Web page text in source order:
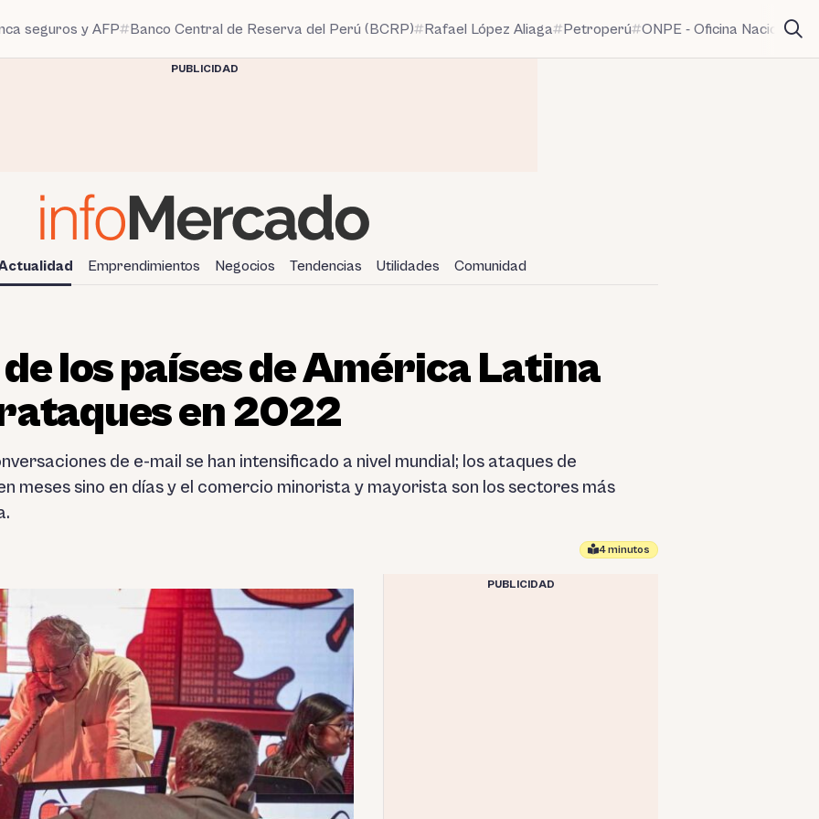
seguros y AFP Banco Central de Reserva del Perú (BCRP) Rafael López Aliaga Petroperú ONPE - Oficina Nacional
PUBLICIDAD
Emprendimientos Negocios Tendencias Utilidades Comunidad
los países de América Latina
en 2022
de e-mail se han intensificado a nivel mundial; los ataques de
meses sino en días y el comercio minorista y mayorista son los sectores más
4 minutos
PUBLICIDAD